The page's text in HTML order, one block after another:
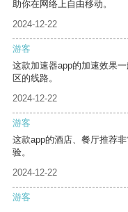
助你在网络上自由移动。
2024-12-22
游客
这款加速器app的加速效果
区的线路。
2024-12-22
游客
这款app的酒店、餐厅推荐
验。
2024-12-22
游客